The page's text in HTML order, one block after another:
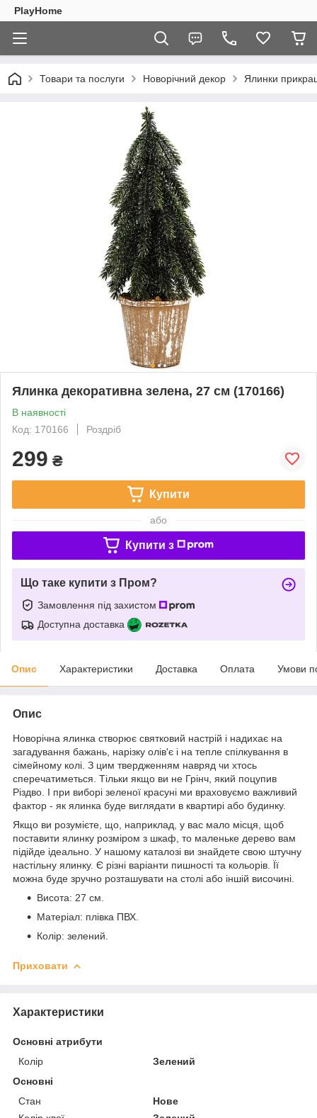
PlayHome
Товари та послуги Новорічний декор Ялинки
Ялинка декоративна зелена, 27 см (170166)
В наявності
Код: 170166
Роздріб
299 ₴
Купити
або
Купити з
Що таке купити з Пром?
Замовлення під захистом
Доступна доставка
Опис Характеристики Доставка Оплата Умови
Опис
Новорічна ялинка створює святковий настрій і надихає на
загадування бажань, нарізку олів'є і на тепле спілкування в
сімейному колі. З цим твердженням навряд чи хтось
сперечатиметься. Тільки якщо ви не Грінч, який поцупив
Різдво. І при виборі зеленої красуні ми враховуємо важливий
фактор - як ялинка буде виглядати в квартирі або будинку.
Якщо ви розумієте, що, наприклад, у вас мало місця, щоб
поставити ялинку розміром з шкаф, то маленьке дерево вам
підійде ідеально. У нашому каталозі ви знайдете свою штучну
настільну ялинку. Є різні варіанти пишності та кольорів. Її
можна буде зручно розташувати на столі або іншій височині.
Висота: 27 см.
Матеріал: плівка ПВХ.
Колір: зелений.
Приховати
Характеристики
Основні атрибути
Колір
Зелений
Основні
Стан
Нове